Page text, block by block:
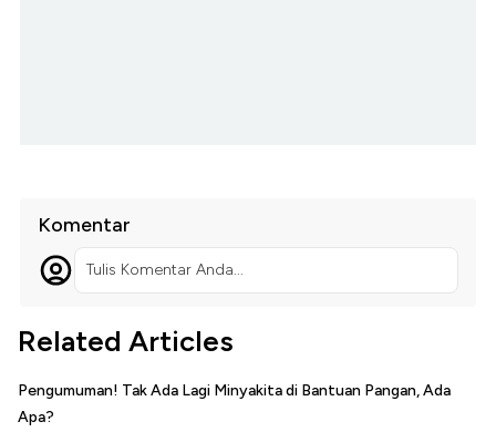
Komentar
Tulis Komentar Anda...
Related Articles
Pengumuman! Tak Ada Lagi Minyakita di Bantuan Pangan, Ada
Apa?